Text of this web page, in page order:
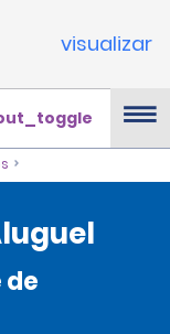
visualizar